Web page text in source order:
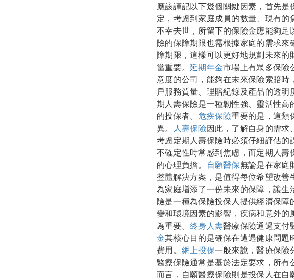
應該謹記以下幾個關鍵因素，首先是
定，考慮到家庭成員的數量、現有的
不幸去世，所留下的保險金應能夠足
險的保障期限也需根據家庭的需求來
障期限，這樣可以更好地規劃未來的
當重要。延期年金市場上有眾多保險
意度的公司，能夠在未來保險索賠時
戶服務質量、理賠紀錄及產品的透明
期人壽保險是一種韌性強、靈活性
的投保者。 危疾保險重要的是，這類
異。
人壽保險因此，了解自身的需求
考慮定期人壽保險時必須仔細評估的
不確定性時常感到焦慮，而定期人
的心理負擔。 自願醫保無論是在家庭
整體解決方案，是值得每位希望改善
為家庭增添了一份未來的保障，讓生
險是一種為保險投保人提供經濟保障
變和環境因素的影響，疾病和意外的
為重要。終身人壽醫療保險通過支付
金其核心目的是確保在遭遇健康問
費用。網上投保一般來說，醫療保險
醫療保險通常是基於法定要求，所有
而言，自願醫療保險則是投保人在